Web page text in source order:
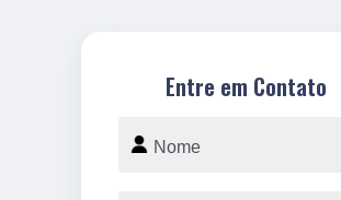
Entre em Contato